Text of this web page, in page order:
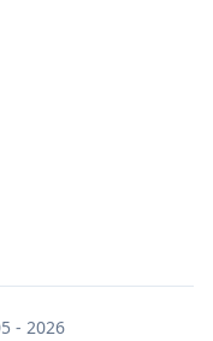
- 2026